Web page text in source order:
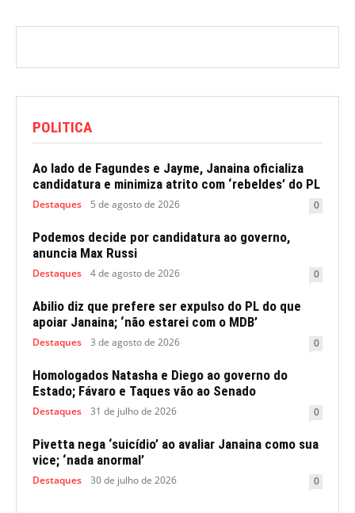
POLITICA
Ao lado de Fagundes e Jayme, Janaina oficializa
candidatura e minimiza atrito com ‘rebeldes’ do PL
Destaques 5 de agosto de 2026 0
Podemos decide por candidatura ao governo,
anuncia Max Russi
Destaques 4 de agosto de 2026 0
Abilio diz que prefere ser expulso do PL do que
apoiar Janaina; ‘não estarei com o MDB’
Destaques 3 de agosto de 2026 0
Homologados Natasha e Diego ao governo do
Estado; Fávaro e Taques vão ao Senado
Destaques 31 de julho de 2026 0
Pivetta nega ‘suicídio’ ao avaliar Janaina como sua
vice; ‘nada anormal’
Destaques 30 de julho de 2026 0